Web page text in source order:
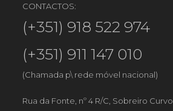
CONTACTOS:
(+351) 918 522 974
(+351) 911 147 010
(Chamada p\ rede móvel nacional)
Rua da Fonte, nº 4 R/C, Sobreiro Curvo